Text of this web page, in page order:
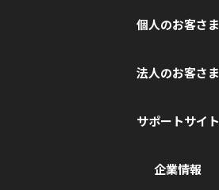
個人のお客さま
法人のお客さま
サポートサイト
企業情報